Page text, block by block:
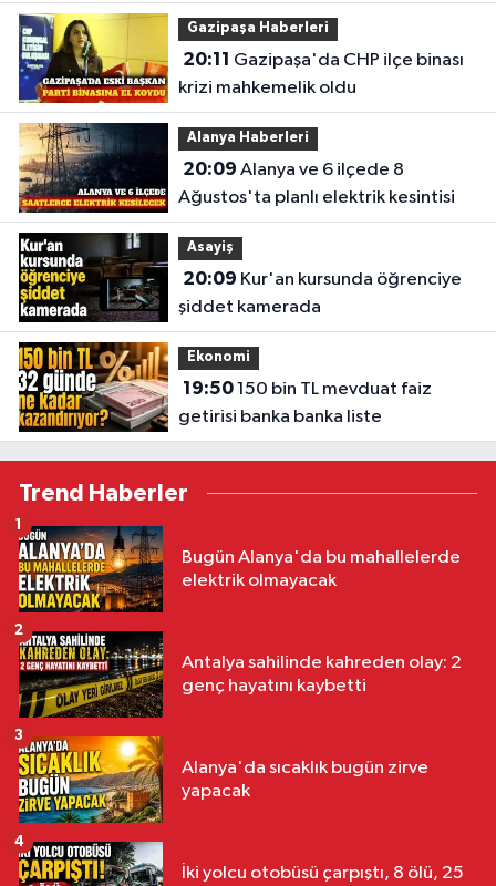
geçiyor
Gazipaşa Haberleri
20:11
krizi mahkemelik oldu
Alanya Haberleri
20:09
Ağustos'ta planlı elektrik kesintisi
Asayiş
20:09
şiddet kamerada
Ekonomi
19:50150 bin TL mevduat faiz
getirisi banka banka liste
Trend Haberler
Bugün Alanya'da bu mahallelerde
elektrik olmayacak
1
Antalya sahilinde kahreden olay: 2
genç hayatını kaybetti
2
Alanya'da sıcaklık bugün zirve
yapacak
3
İki yolcu otobüsü çarpıştı, 8 ölü, 25
4